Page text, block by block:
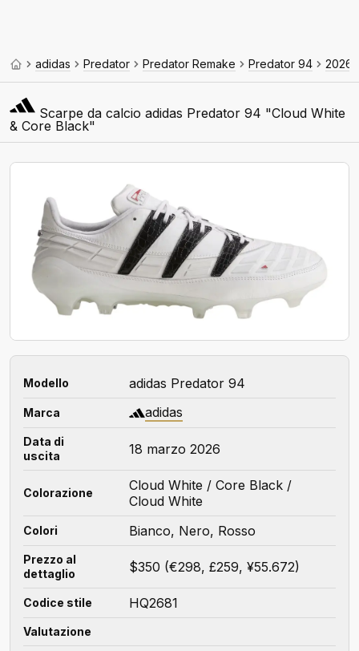
adidas Predator Predator Remake Predator 94 2026
Scarpe da calcio adidas Predator 94 "Cloud White
& Core Black"
Modello adidas Predator 94
Marca adidas
Data di
uscita
18 marzo 2026
Colorazione
Cloud White / Core Black /
Cloud White
Colori Bianco, Nero, Rosso
Prezzo al
dettaglio
$350 (€298, £259, ¥55.672)
Codice stile HQ2681
Valutazione